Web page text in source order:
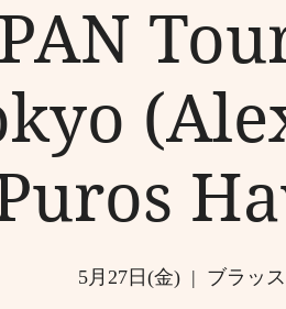
5月27日(金)
  |
ブラッ